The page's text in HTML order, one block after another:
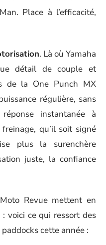
Place à l’efficacité,
. Là où Yamaha
détail de couple et
de la One Punch MX
régulière, sans
instantanée à
qu’il soit signé
plus la surenchère
juste, la confiance
Revue mettent en
voici ce qui ressort des
cette année :